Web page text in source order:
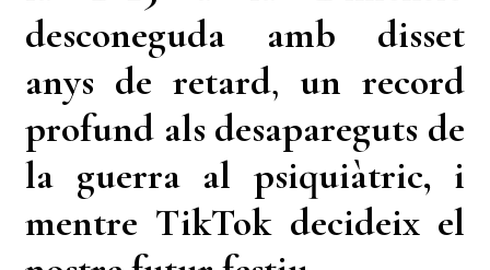
desconeguda amb disset
anys de retard, un record
profund als desapareguts de
la guerra al psiquiàtric, i
mentre TikTok decideix el